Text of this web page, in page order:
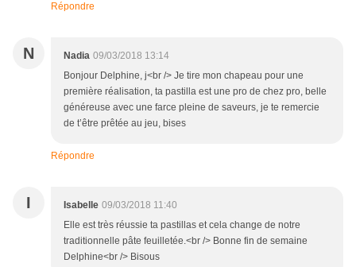
Répondre
N Nadia 09/03/2018 13:14
Bonjour Delphine, j<br /> Je tire mon chapeau pour une
première réalisation, ta pastilla est une pro de chez pro, belle
généreuse avec une farce pleine de saveurs, je te remercie
de t’être prêtée au jeu, bises
Répondre
I Isabelle 09/03/2018 11:40
Elle est très réussie ta pastillas et cela change de notre
traditionnelle pâte feuilletée.<br /> Bonne fin de semaine
Delphine<br /> Bisous